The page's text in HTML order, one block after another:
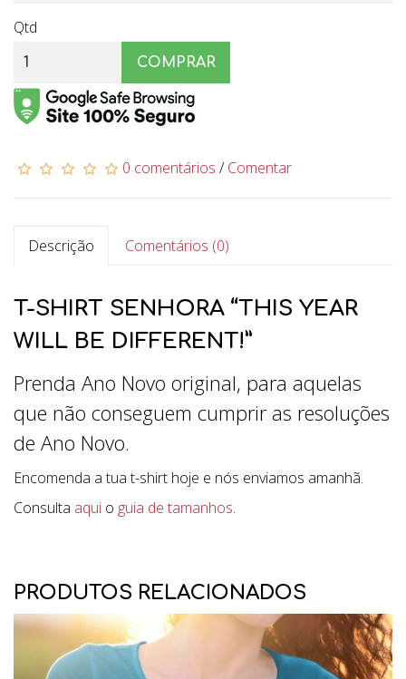
Qtd
COMPRAR
0 comentários /Comentar
Descrição Comentários (0)
T-SHIRT SENHORA “THIS YEAR
WILL BE DIFFERENT!”
Prenda Ano Novo original, para aquelas
que não conseguem cumprir as resoluções
de Ano Novo.
Encomenda a tua t-shirt hoje e nós enviamos amanhã.
Consulta aqui o guia de tamanhos.
PRODUTOS RELACIONADOS